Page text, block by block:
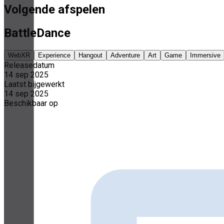
Volgende afspelen
BattleDance
WebXR Experience Hangout Adventure Art Game Immersive
Releasedatum
14 sep 2025
Laatst bijgewerkt
14 sep 2025
Beschikbaar op